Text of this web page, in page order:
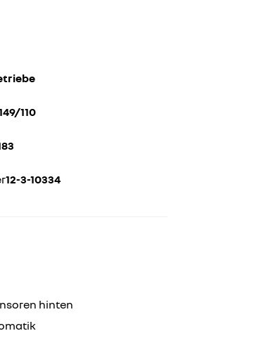
149/110
183
12-3-10334
hinten